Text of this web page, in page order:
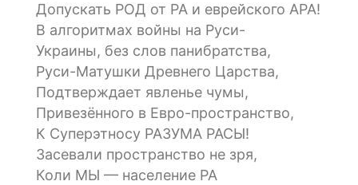
Допускать РОД от РА и еврейского АРА!
В алгоритмах войны на Руси-
Украины, без слов панибратства,
Руси-Матушки Древнего Царства,
Подтверждает явленье чумы,
Привезённого в Евро-пространство,
К Суперэтносу РАЗУМА РАСЫ!
Засевали пространство не зря,
Коли МЫ — население РА